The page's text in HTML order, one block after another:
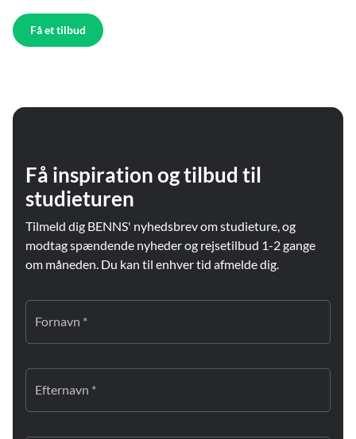
Få et tilbud
Få inspiration og tilbud til
studieturen
Tilmeld dig BENNS' nyhedsbrev om studieture, og
modtag spændende nyheder og rejsetilbud 1-2 gange
om måneden. Du kan til enhver tid afmelde dig.
Fornavn *
Efternavn *